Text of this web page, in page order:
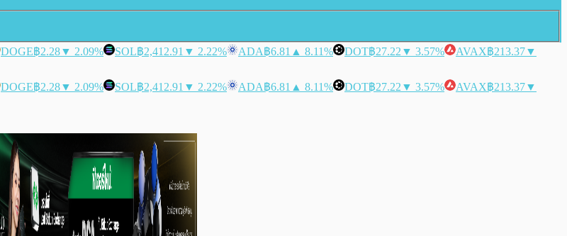
DOGE฿2.28▼ 2.09% SOL฿2,412.91 ▼ 2.22% ADA฿6.81 ▲ 8.11% DOT฿27.22 ▼ 3.57% AVAX฿213.37▼
DOGE฿2.28▼ 2.09% SOL฿2,412.91 ▼ 2.22% ADA฿6.81 ▲ 8.11% DOT฿27.22 ▼ 3.57% AVAX฿213.37▼